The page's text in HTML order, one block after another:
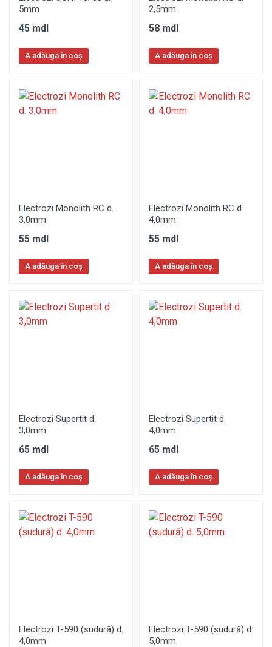
5mm
45 mdl
A adăuga în coș
2,5mm
58 mdl
A adăuga în coș
Electrozi Monolith RC d.
3,0mm
55 mdl
A adăuga în coș
Electrozi Monolith RC d.
4,0mm
55 mdl
A adăuga în coș
Electrozi Supertit d.
3,0mm
65 mdl
A adăuga în coș
Electrozi Supertit d.
4,0mm
65 mdl
A adăuga în coș
Electrozi T-590 (sudură) d.
4,0mm
Electrozi T-590 (sudură) d.
5,0mm